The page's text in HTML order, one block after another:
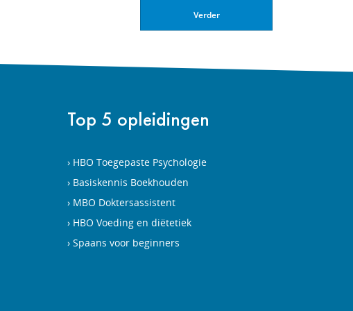
Verder
Top 5 opleidingen
HBO Toegepaste Psychologie
Basiskennis Boekhouden
MBO Doktersassistent
HBO Voeding en diëtetiek
Spaans voor beginners